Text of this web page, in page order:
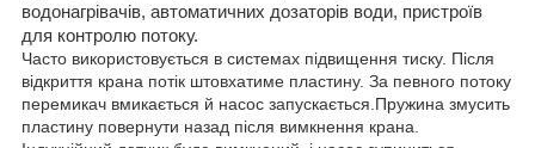
водонагрівачів, автоматичних дозаторів води, пристроїв
для контролю потоку.
Часто використовується в системах підвищення тиску. Після
відкриття крана потік штовхатиме пластину. За певного потоку
перемикач вмикається й насос запускається.Пружина змусить
пластину повернути назад після вимкнення крана.